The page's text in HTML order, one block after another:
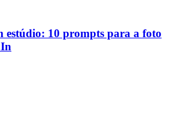
estúdio: 10 prompts para a foto